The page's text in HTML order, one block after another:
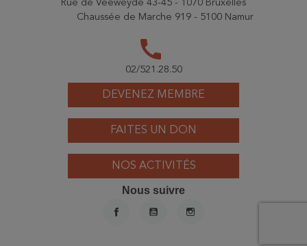
DEVENEZ MEMBRE
FAITES UN DON
NOS ACTIVITÉS
Rue de Veeweyde 43-45 - 1070 Bruxelles
Chaussée de Marche 919 - 5100 Namur
call
02/521.28.50
Nous suivre